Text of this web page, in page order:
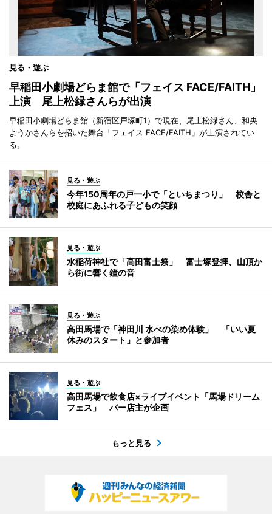
見る・遊ぶ
早稲田小劇場どらま館で「フェイス FACE/FAITH」
上演 尾上松緑さんらが出演
早稲田小劇場どらま館（新宿区戸塚町1）で現在、尾上松緑さん、和央
ようかさんらを招いた舞台「フェイス FACE/FAITH」が上演されてい
る。
見る・遊ぶ
今年150周年の戸一小で「といちまつり」 校舎と
校庭にあふれる子どもの笑顔
見る・遊ぶ
水稲荷神社で「高田富士祭」 富士塚登拝、山頂か
ら街に響く鐘の音
見る・遊ぶ
高田馬場で「神田川 水べの染め体験」 「いい夏
休みのスタート」と参加者
見る・遊ぶ
高田馬場で飲食店×ライブイベント「馬場ドリーム
フェス」 バー店主が企画
もっと見る